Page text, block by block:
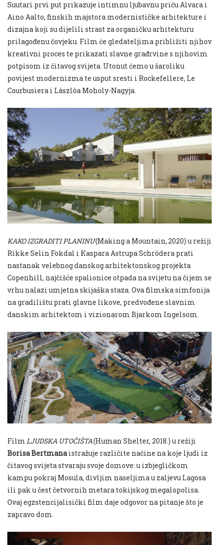
Suutari prvi put prikazuje intimnu ljubavnu pričuAlvara i
Aino Aalto, finskih majstora modernističke arhitekture i
dizajna koji su dijelili strast za organičku arhitekturu
prilagođenu čovjeku. Film će gledateljima približiti njihov
kreativni proces te prikazati slavne građrvine s njihovim
potpisom iz čitavog svijeta. Utonut ćemo u šaroliku
povijest modernizma te usput sresti i Rockefellere, Le
Courbusiera i Lászlóa Moholy-Nagyja.
KAKO IZGRADITI PLANINU(Making a Mountain,2020) u režiji
Rikke Selin Fokdal i Kaspara Astrupa Schrödera prati
nastanak velebnog danskog arhitektonskog projekta
Copenhill, najčišće spalionice otpada na svijetu na čijem se
vrhu nalazi umjetna skijaška staza. Ova filmska simfonija
na gradilištu prati glavne likove, predvođene slavnim
danskim arhitektom i vizionarom Bjarkom Ingelsom.
FilmLJUDSKA UTOČIŠTA(Human Shelter, 2018.) u režiji
Borisa Bertmanaistražuje različite načine na koje ljudi iz
čitavog svijeta stvaraju svoje domove: u izbjegličkom
kampu pokraj Mosula, divljim naseljima u zaljevu Lagosa
ili pak u čest četvornih metara tokijskog megalopolisa.
Ovaj egzstencijalisički film daje odgovor na pitanje što je
zapravo dom.